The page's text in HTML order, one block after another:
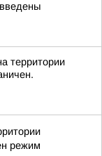
территории
режим